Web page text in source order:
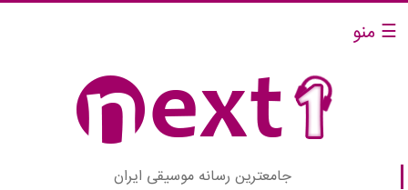
☰ منو
جامعترین رسانه موسیقی ایران